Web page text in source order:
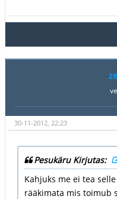
30-11-2012, 22:23
Pesukäru Kirjutas:
Kahjuks me ei tea
rääkimata mis toimub